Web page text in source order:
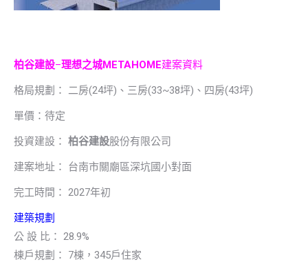
柏谷建設–理想之城METAHOME建案資料
格局規劃： 二房(24坪)、三房(33~38坪)、四房(43坪)
單價：待定
投資建設： 柏谷建設股份有限公司
建案地址： 台南市關廟區深坑國小對面
完工時間： 2027年初
建築規劃
公 設 比： 28.9%
棟戶規劃： 7棟，345戶住家